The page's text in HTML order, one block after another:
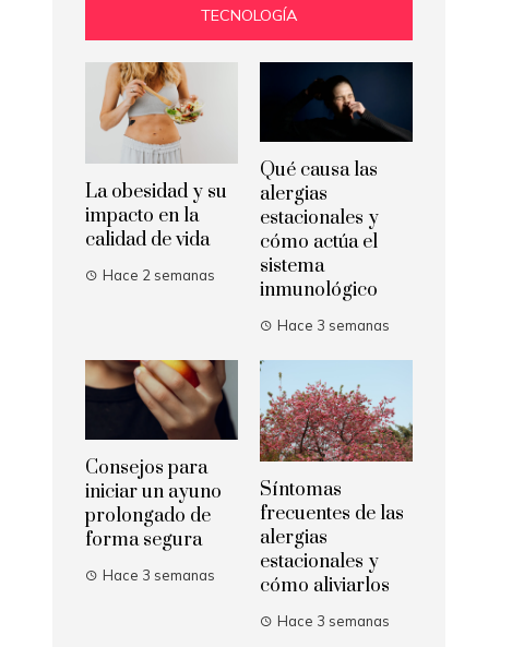
TECNOLOGÍA
La obesidad y su
impacto en la
calidad de vida
Hace 2 semanas
Qué causa las
alergias
estacionales y
cómo actúa el
sistema
inmunológico
Hace 3 semanas
Consejos para
iniciar un ayuno
prolongado de
forma segura
Hace 3 semanas
Síntomas
frecuentes de las
alergias
estacionales y
cómo aliviarlos
Hace 3 semanas